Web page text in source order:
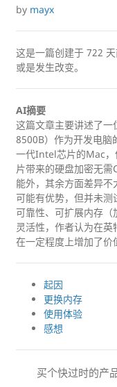
by mayx
这是一篇创建于 722
或是发生改变。
AI摘要
这篇文章主要讲述了
8500B）作为开发电
一代Intel芯片的Mac，
片带来的硬盘加密无需
能外，其余方面差异
可能有优势，但并未
可靠性、可扩展内存
灵活性，作者认为在
在一定程度上增加了价
起因
更换内存
使用体验
感想
买个快过时的产